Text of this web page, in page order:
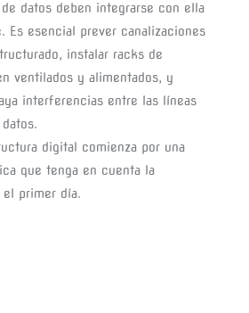
datos deben integrarse con ella
Es esencial prever canalizaciones
instalar racks de
ventilados y alimentados, y
interferencias entre las líneas
digital comienza por una
que tenga en cuenta la
primer día.